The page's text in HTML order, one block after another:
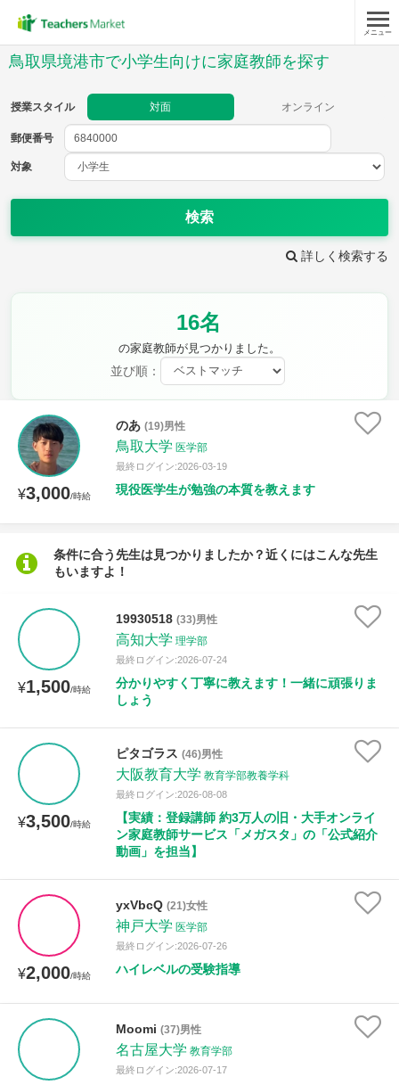
メニュー
鳥取県境港市で小学生向けに家庭教師を探す
授業スタイル 対面 オンライン
郵便番号
対象
検索
詳しく検索する
16名
の家庭教師が見つかりました。
並び順：
¥3,000/時給
のあ (19)男性
鳥取大学 医学部
最終ログイン:2026-03-19
現役医学生が勉強の本質を教えます
条件に合う先生は見つかりましたか？近くにはこんな先生
もいますよ！
¥1,500/時給
19930518 (33)男性
高知大学 理学部
最終ログイン:2026-07-24
分かりやすく丁寧に教えます！一緒に頑張りま
しょう
¥3,500/時給
ピタゴラス (46)男性
大阪教育大学 教育学部教養学科
最終ログイン:2026-08-08
【実績：登録講師 約3万人の旧・大手オンライ
ン家庭教師サービス「メガスタ」の「公式紹介
動画」を担当】
¥2,000/時給
yxVbcQ (21)女性
神戸大学 医学部
最終ログイン:2026-07-26
ハイレベルの受験指導
Moomi (37)男性
名古屋大学 教育学部
最終ログイン:2026-07-17
郵便番号
教科
理科
保健・体育 図画工作 書写
時給：¥1,000 ～ ¥10,000
授業可能日
土曜日 日曜日
所属大学
距離：15km以内
年齢：18-101歳